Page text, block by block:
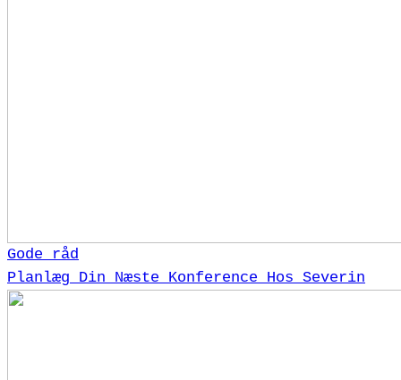
Gode råd
Planlæg Din Næste Konference Hos Severin